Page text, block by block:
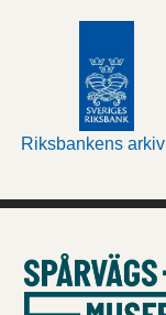
Riksbankens arkiv